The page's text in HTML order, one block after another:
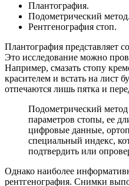
Плантография.
Подометрический метод.
Рентгенография стоп.
Плантография представляет
Это исследование можно
Например, смазать стопу
красителем и встать на лист
отпечаются лишь пятка и
Подометрический
параметров стопы, ее
цифровые данные,
специальный индекс,
подтвердить или
Однако наиболее
рентгенография. Снимки